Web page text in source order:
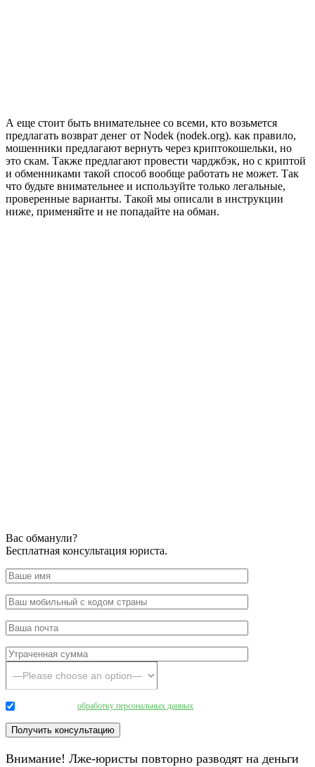
А еще стоит быть внимательнее со всеми, кто возьмется
предлагать возврат денег от Nodek (nodek.org). как правило,
мошенники предлагают вернуть через криптокошельки, но
это скам. Также предлагают провести чарджбэк, но с криптой
и обменниками такой способ вообще работать не может. Так
что будьте внимательнее и используйте только легальные,
проверенные варианты. Такой мы описали в инструкции
ниже, применяйте и не попадайте на обман.
Вас обманули?
Бесплатная консультация юриста.
обработку персональных данных
Внимание! Лже-юристы повторно разводят на деньги